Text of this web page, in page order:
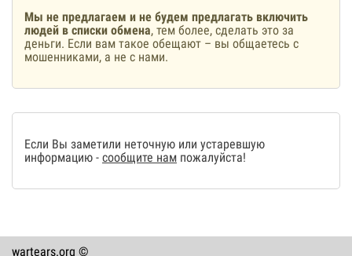
Мы не предлагаем и не будем предлагать включить
людей в списки обмена, тем более, сделать это за
деньги. Если вам такое обещают – вы общаетесь с
мошенниками, а не с нами.
Если Вы заметили неточную или устаревшую
информацию - сообщите нам пожалуйста!
wartears.org ©